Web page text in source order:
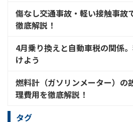
傷なし交通事故・軽い接触事故
徹底解説！
4月乗り換えと自動車税の関係
けよう
燃料計（ガソリンメーター）の
理費用を徹底解説！
タグ